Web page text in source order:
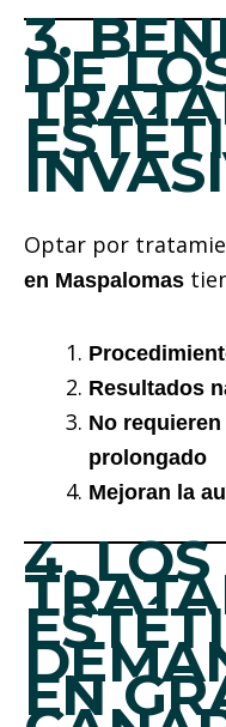
3.
DE
Optar por
en Maspalomas
Resultados
No
prolongado
Mejoran la
4. LOS
EN